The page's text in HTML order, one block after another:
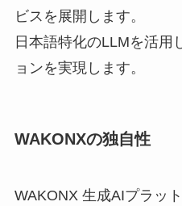
ビスを展開します。
日本語特化のLLMを活用
ョンを実現します。
WAKONXの独自性
WAKONX 生成AIプラッ